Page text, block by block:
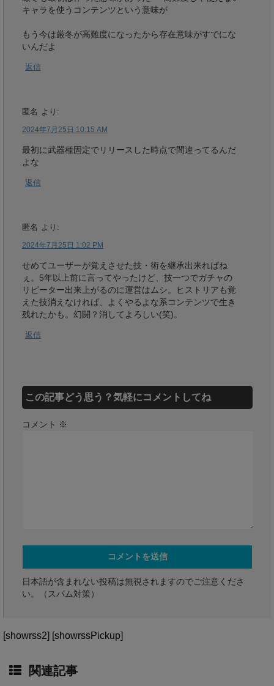
キャラを使うコンテンツという意味が
もう今は厳冬が高難度になったから存在意味がすでにな
いんだよ
返信
匿名 より:
2024年7月25日 10:15 AM
最初に武器種固定でリリースした時点で間違ってるんだ
よな
返信
匿名 より:
2024年7月25日 1:02 PM
せめてユーザーが覚えさせた技・術を継承出来ればね
ぇ。5年以上前に言ってやったけど、技一つでガチャの
リピーター出来上がるのに運営はムシ。ヒストリアも覚
えた技消えなければ、よくやるよな系コンテンツで生き
残れたかも。幻闘？消してよろしい(笑)。
返信
この記事どう思う？気軽にコメントしてね
コメント ※
日本語が含まれない投稿は無視されますのでご注意くださ
い。（スパム対策）
[showrss2] [showrssPickup]
関連記事